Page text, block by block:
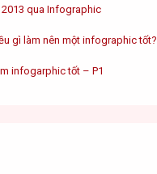
qua Infographic
gì làm nên một infographic tốt?
infogarphic tốt – P1